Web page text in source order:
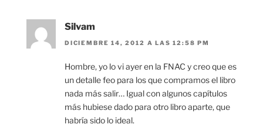
Silvam
DICIEMBRE 14, 2012 A LAS 12:58 PM
Hombre, yo lo vi ayer en la FNAC y creo que es
un detalle feo para los que compramos el libro
nada más salir… Igual con algunos capítulos
más hubiese dado para otro libro aparte, que
habría sido lo ideal.